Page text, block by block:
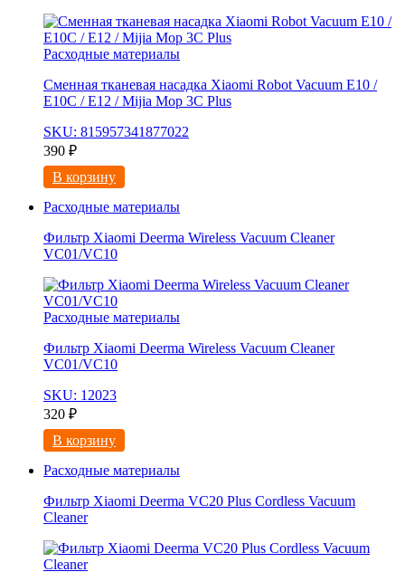
Расходные материалы
Сменная тканевая насадка Xiaomi Robot Vacuum E10 /
E10C / E12 / Mijia Mop 3С Рlus
SKU: 815957341877022
390 ₽
В корзину
Расходные материалы
Фильтр Xiaomi Deerma Wireless Vacuum Cleaner
VC01/VC10
Расходные материалы
Фильтр Xiaomi Deerma Wireless Vacuum Cleaner
VC01/VC10
SKU: 12023
320 ₽
В корзину
Расходные материалы
Фильтр Xiaomi Deerma VC20 Plus Cordless Vacuum
Cleaner